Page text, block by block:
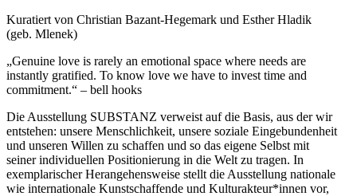
Kuratiert von Christian Bazant-Hegemark und Esther Hladik
(geb. Mlenek)
„Genuine love is rarely an emotional space where needs are
instantly gratified. To know love we have to invest time and
commitment.“ – bell hooks
Die Ausstellung SUBSTANZ verweist auf die Basis, aus der wir
entstehen: unsere Menschlichkeit, unsere soziale Eingebundenheit
und unseren Willen zu schaffen und so das eigene Selbst mit
seiner individuellen Positionierung in die Welt zu tragen. In
exemplarischer Herangehensweise stellt die Ausstellung nationale
wie internationale Kunstschaffende und Kulturakteur*innen vor,